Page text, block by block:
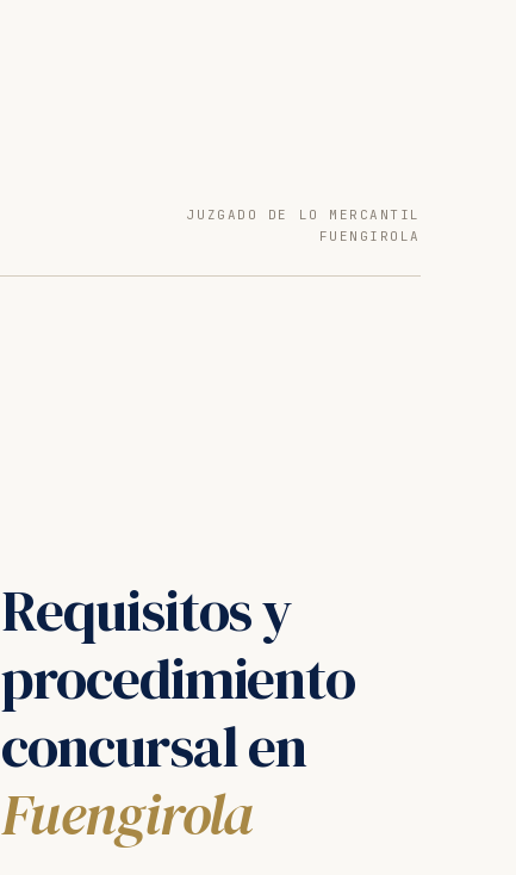
JUZGADO DE LO MERCANTIL
FUENGIROLA
Requisitos y
procedimiento
concursal en
Fuengirola